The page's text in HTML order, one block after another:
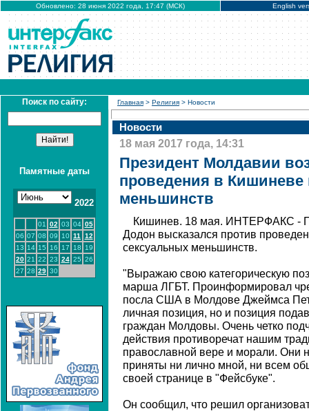
Обновлено: 28 июня 2022 года, 17:47 (МСК) English
Поиск по сайту:
Памятные даты
2022
01 02 03 04 05
06 07 08 09 10 11
12
13 14 15 16 17 18
19
20 21 22 23 24 25 26
27 28 29 30
Главная > Религия > Новости
Новости
18 мая 2017 года, 14:31
Президент Молдавии
проведения в
меньшинств
Кишинев. 18 мая. ИНТЕРФАКС -
Додон высказался против
сексуальных меньшинств.
"Выражаю свою категорическую
марша ЛГБТ. Проинформировал
посла США в Молдове Джеймса
личная позиция, но и позиция
граждан Молдовы. Очень четко
действия противоречат нашим
православной вере и морали. Они
приняты ни лично мной, ни всем
своей странице в "Фейсбуке".
Он сообщил, что решил